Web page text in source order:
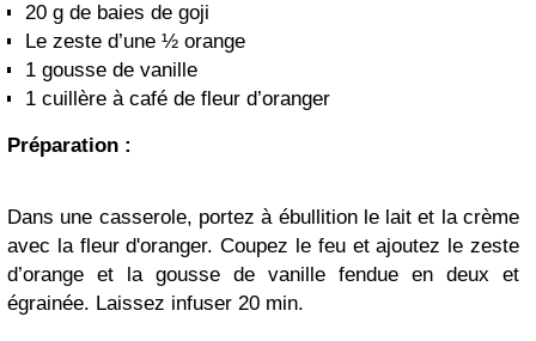
20 g de baies de goji
Le zeste d’une ½ orange
1 gousse de vanille
1 cuillère à café de fleur d’oranger
Préparation :
Dans une casserole, portez à ébullition le lait et la crème
avec la fleur d'oranger. Coupez le feu et ajoutez le zeste
d’orange et la gousse de vanille fendue en deux et
égrainée. Laissez infuser 20 min.